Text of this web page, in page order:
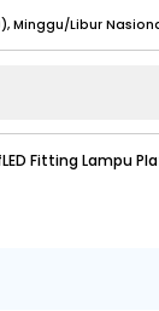
Sabtu -
- Minggu/ Libur
- Minggu/ Libur
Minggu/Libur
Minggu/Libur
Fitting Lampu